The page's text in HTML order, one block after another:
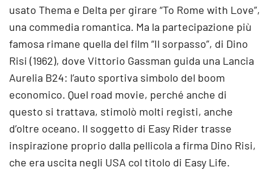
usato Thema e Delta per girare “To Rome with Love”,
una commedia romantica. Ma la partecipazione più
famosa rimane quella del film “Il sorpasso”, di Dino
Risi (1962), dove Vittorio Gassman guida una Lancia
Aurelia B24: l’auto sportiva simbolo del boom
economico. Quel road movie, perché anche di
questo si trattava, stimolò molti registi, anche
d’oltre oceano. Il soggetto di Easy Rider trasse
inspirazione proprio dalla pellicola a firma Dino Risi,
che era uscita negli USA col titolo di Easy Life.